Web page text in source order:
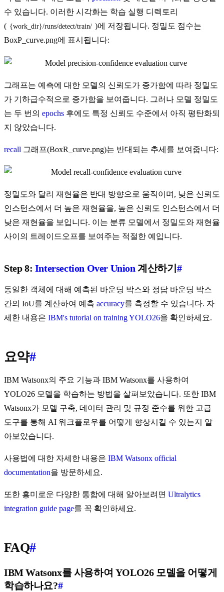
수 있습니다. 이러한 시각화는 학습 실행 디렉토리
( {work_dir}/runs/detect/train/ )에 저장됩니다. 정밀도 점수는
BoxP_curve.png에 표시됩니다:
그래프는 예측에 대한 모델의 신뢰도가 증가함에 따라 정밀도
가 기하급수적으로 증가함을 보여줍니다. 그러나 모델 정밀도
는 두 번의 epochs 후에도 특정 신뢰도 수준에서 아직 평탄화되
지 않았습니다.
recall 그래프(BoxR_curve.png)는 반대되는 추세를 보여줍니다:
정밀도와 달리 재현율은 반대 방향으로 움직이며, 낮은 신뢰도
인스턴스에서 더 높은 재현율을, 높은 신뢰도 인스턴스에서 더
낮은 재현율을 보입니다. 이는 분류 모델에서 정밀도와 재현율
사이의 트레이드오프를 보여주는 적절한 예입니다.
Step 8: Intersection Over Union 계산하기 #
동일한 객체에 대해 예측된 바운딩 박스와 정답 바운딩 박스
간의 IoU를 계산하여 예측 accuracy를 측정할 수 있습니다. 자
세한 내용은 IBM's tutorial on training YOLO26을 확인하세요.
요약#
IBM Watsonx의 주요 기능과 IBM Watsonx를 사용하여
YOLO26 모델을 학습하는 방법을 살펴보았습니다. 또한 IBM
Watsonx가 모델 구축, 데이터 관리 및 규정 준수를 위한 고급
도구를 통해 AI 워크플로우를 어떻게 향상시킬 수 있는지 알
아보았습니다.
사용법에 대한 자세한 내용은 IBM Watsonx official
documentation을 방문하세요.
또한 흥미로운 다양한 통합에 대해 알아보려면 Ultralytics
integration guide page를 꼭 확인하세요.
FAQ#
IBM Watsonx를 사용하여 YOLO26 모델을 어떻게
학습하나요?#